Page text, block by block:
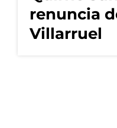
renuncia
Villarruel